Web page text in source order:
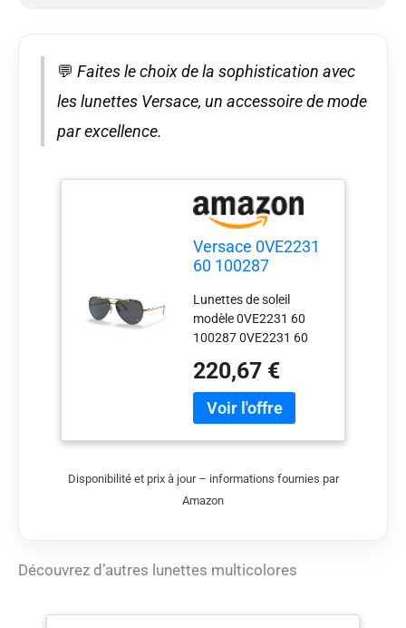
💬 Faites le choix de la sophistication avec
les lunettes Versace, un accessoire de mode
par excellence.
Versace 0VE2231
60 100287
Unisexe Adulte
Multicolore Taille
unique
Lunettes de soleil
modèle 0VE2231 60
100287 0VE2231 60
Versace Versace. Les
produits de cette
marque sont fabriqués
220,67 €
Disponibilité et prix à jour – informations fournies par
Amazon
Découvrez d’autres lunettes multicolores